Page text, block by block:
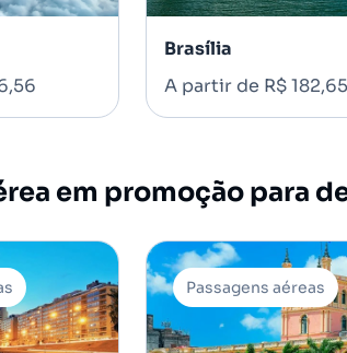
Brasília
A partir de R$ 182,65
em promoção para
Passagens aéreas